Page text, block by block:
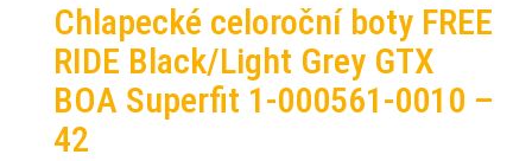
Chlapecké celoroční boty FREE
RIDE Black/Light Grey GTX
BOA Superfit 1-000561-0010 –
42